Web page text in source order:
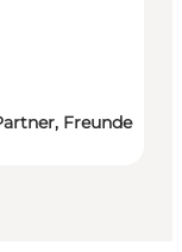
Freunde